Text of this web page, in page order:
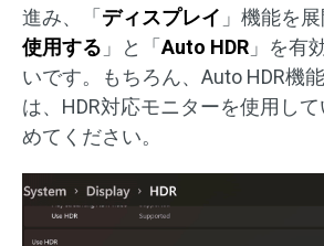
進み、「 ディスプレイ 」機能を
使用する 」と「 Auto HDR 」を有
いです。もちろん、Auto HDR機
は、HDR対応モニターを使用し
めてください。